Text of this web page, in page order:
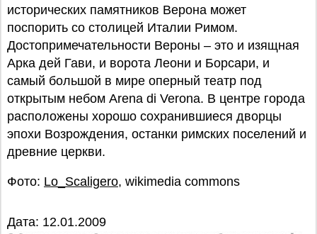
исторических памятников Верона может
поспорить со столицей Италии Римом.
Достопримечательности Вероны – это и изящная
Арка дей Гави, и ворота Леони и Борсари, и
самый большой в мире оперный театр под
открытым небом Arena di Verona. В центре города
расположены хорошо сохранившиеся дворцы
эпохи Возрождения, останки римских поселений и
древние церкви.
Фото: Lo_Scaligero, wikimedia commons
Дата: 12.01.2009